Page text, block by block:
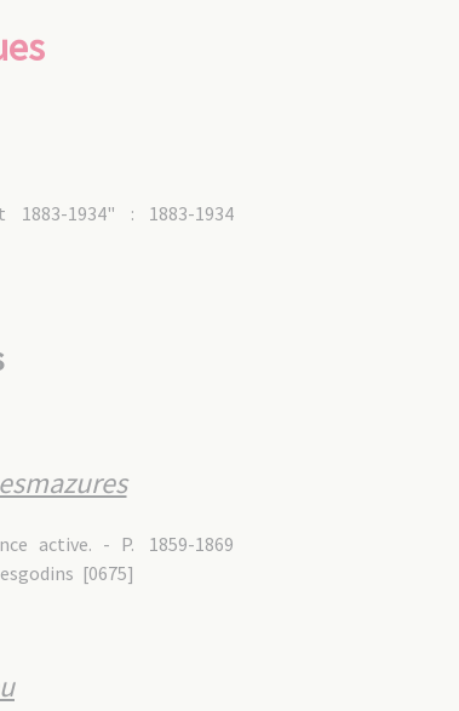
1883-1934
1883-1934" :
1859-1869
active. - P.
[0675]